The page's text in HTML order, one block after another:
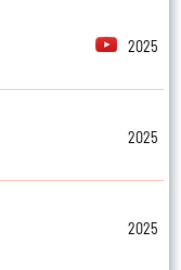
2025
2025
2025